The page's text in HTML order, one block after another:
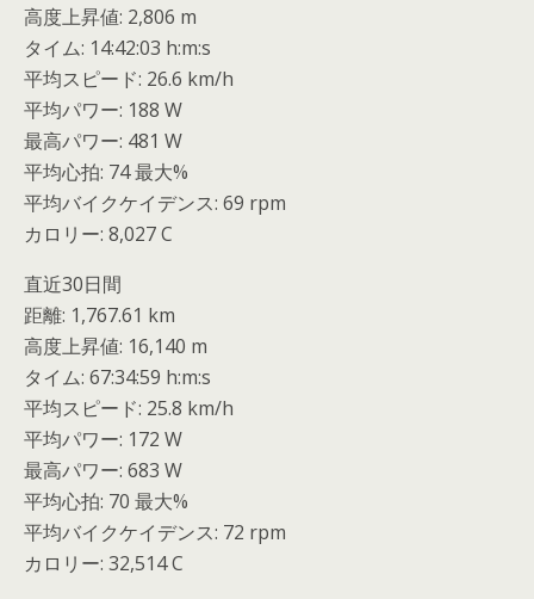
高度上昇値: 2,806 m
タイム: 14:42:03 h:m:s
平均スピード: 26.6 km/h
平均パワー: 188 W
最高パワー: 481 W
平均心拍: 74 最大%
平均バイクケイデンス: 69 rpm
カロリー: 8,027 C
直近30日間
距離: 1,767.61 km
高度上昇値: 16,140 m
タイム: 67:34:59 h:m:s
平均スピード: 25.8 km/h
平均パワー: 172 W
最高パワー: 683 W
平均心拍: 70 最大%
平均バイクケイデンス: 72 rpm
カロリー: 32,514 C